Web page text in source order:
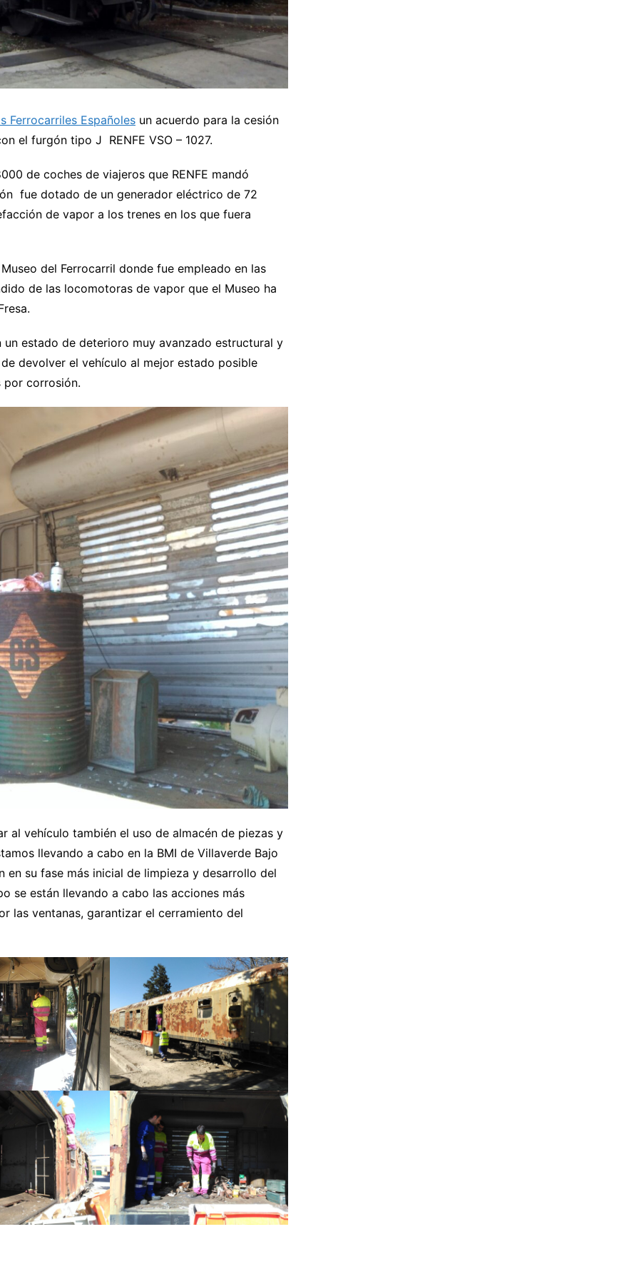
Ferrocarriles Españoles un acuerdo para la cesión
el furgón tipo J RENFE VSO – 1027.
de coches de viajeros que RENFE mandó
fue dotado de un generador eléctrico de 72
de vapor a los trenes en los que fuera
del Ferrocarril donde fue empleado en las
de las locomotoras de vapor que el Museo ha
estado de deterioro muy avanzado estructural y
devolver el vehículo al mejor estado posible
por corrosión.
al vehículo también el uso de almacén de piezas y
llevando a cabo en la BMI de Villaverde Bajo
en su fase más inicial de limpieza y desarrollo del
se están llevando a cabo las acciones más
las ventanas, garantizar el cerramiento del